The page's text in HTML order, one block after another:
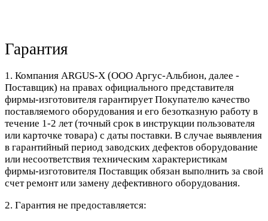
Гарантия
1. Компания ARGUS-X (ООО Аргус-Альбион, далее -
Поставщик) на правах официального представителя
фирмы-изготовителя гарантирует Покупателю качество
поставляемого оборудования и его безотказную работу в
течение 1-2 лет (точный срок в инструкции пользователя
или карточке товара) с даты поставки. В случае выявления
в гарантийный период заводских дефектов оборудование
или несоответствия техническим характеристикам
фирмы-изготовителя Поставщик обязан выполнить за свой
счет ремонт или замену дефективного оборудования.
2. Гарантия не предоставляется: